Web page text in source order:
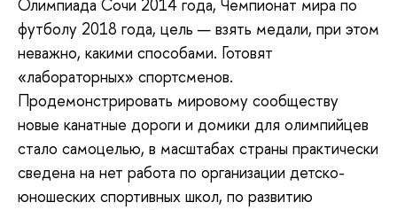
Олимпиада Сочи 2014 года, Чемпионат мира по
футболу 2018 года, цель — взять медали, при этом
неважно, какими способами. Готовят
«лабораторных» спортсменов.
Продемонстрировать мировому сообществу
новые канатные дороги и домики для олимпийцев
стало самоцелью, в масштабах страны практически
сведена на нет работа по организации детско-
юношеских спортивных школ, по развитию